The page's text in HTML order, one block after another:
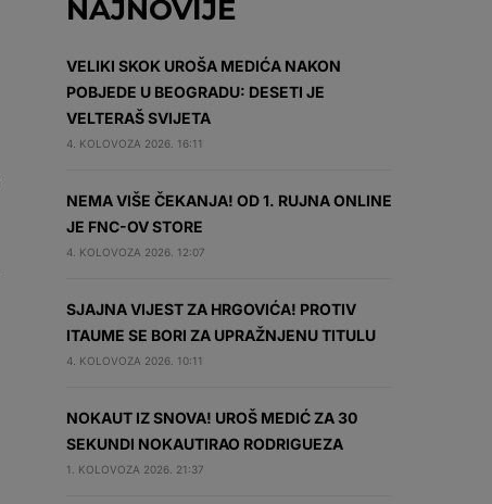
NAJNOVIJE
VELIKI SKOK UROŠA MEDIĆA NAKON
POBJEDE U BEOGRADU: DESETI JE
VELTERAŠ SVIJETA
4. KOLOVOZA 2026. 16:11
NEMA VIŠE ČEKANJA! OD 1. RUJNA ONLINE
JE FNC-OV STORE
4. KOLOVOZA 2026. 12:07
SJAJNA VIJEST ZA HRGOVIĆA! PROTIV
ITAUME SE BORI ZA UPRAŽNJENU TITULU
4. KOLOVOZA 2026. 10:11
NOKAUT IZ SNOVA! UROŠ MEDIĆ ZA 30
SEKUNDI NOKAUTIRAO RODRIGUEZA
1. KOLOVOZA 2026. 21:37